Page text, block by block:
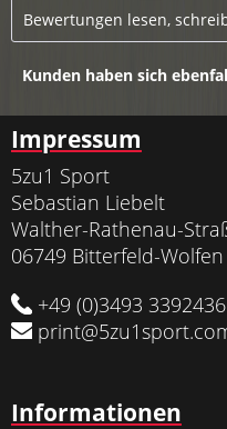
Bewertungen lesen,
Kunden haben sich
Impressum
5zu1 Sport
Sebastian Liebelt
Walther-Rathenau-
06749 Bitterfeld-
+49 (0)3493 3392436
Informationen